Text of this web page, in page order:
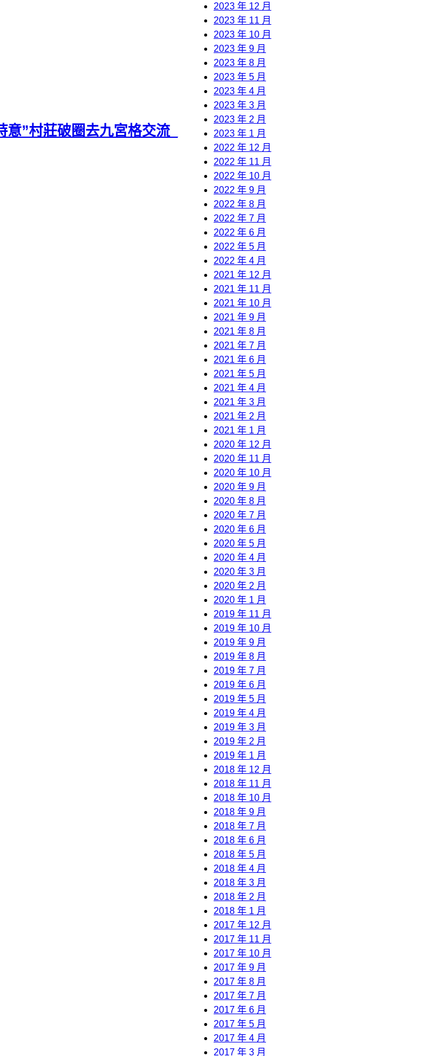
”村莊破圈去九宮格交流_
2023 年 12 月
2023 年 11 月
2023 年 10 月
2023 年 9 月
2023 年 8 月
2023 年 5 月
2023 年 4 月
2023 年 3 月
2023 年 2 月
2023 年 1 月
2022 年 12 月
2022 年 11 月
2022 年 10 月
2022 年 9 月
2022 年 8 月
2022 年 7 月
2022 年 6 月
2022 年 5 月
2022 年 4 月
2021 年 12 月
2021 年 11 月
2021 年 10 月
2021 年 9 月
2021 年 8 月
2021 年 7 月
2021 年 6 月
2021 年 5 月
2021 年 4 月
2021 年 3 月
2021 年 2 月
2021 年 1 月
2020 年 12 月
2020 年 11 月
2020 年 10 月
2020 年 9 月
2020 年 8 月
2020 年 7 月
2020 年 6 月
2020 年 5 月
2020 年 4 月
2020 年 3 月
2020 年 2 月
2020 年 1 月
2019 年 11 月
2019 年 10 月
2019 年 9 月
2019 年 8 月
2019 年 7 月
2019 年 6 月
2019 年 5 月
2019 年 4 月
2019 年 3 月
2019 年 2 月
2019 年 1 月
2018 年 12 月
2018 年 11 月
2018 年 10 月
2018 年 9 月
2018 年 7 月
2018 年 6 月
2018 年 5 月
2018 年 4 月
2018 年 3 月
2018 年 2 月
2018 年 1 月
2017 年 12 月
2017 年 11 月
2017 年 10 月
2017 年 9 月
2017 年 8 月
2017 年 7 月
2017 年 6 月
2017 年 5 月
2017 年 4 月
2017 年 3 月